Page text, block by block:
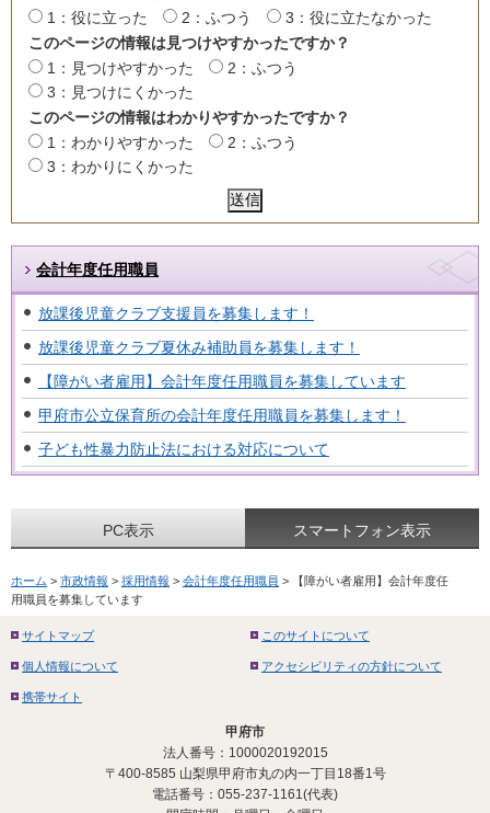
1：役に立った
2：ふつう
3：役に立たなかった
このページの情報は見つけやすかったですか？
1：見つけやすかった
2：ふつう
3：見つけにくかった
このページの情報はわかりやすかったですか？
1：わかりやすかった
2：ふつう
3：わかりにくかった
会計年度任用職員
放課後児童クラブ支援員を募集します！
放課後児童クラブ夏休み補助員を募集します！
【障がい者雇用】会計年度任用職員を募集しています
甲府市公立保育所の会計年度任用職員を募集します！
子ども性暴力防止法における対応について
PC表示 スマートフォン表示
ホーム > 市政情報 > 採用情報 > 会計年度任用職員 > 【障がい者雇用】会計年度任
用職員を募集しています
サイトマップ このサイトについて
個人情報について アクセシビリティの方針について
携帯サイト
甲府市
法人番号：1000020192015
〒400-8585 山梨県甲府市丸の内一丁目18番1号
電話番号：055-237-1161(代表)